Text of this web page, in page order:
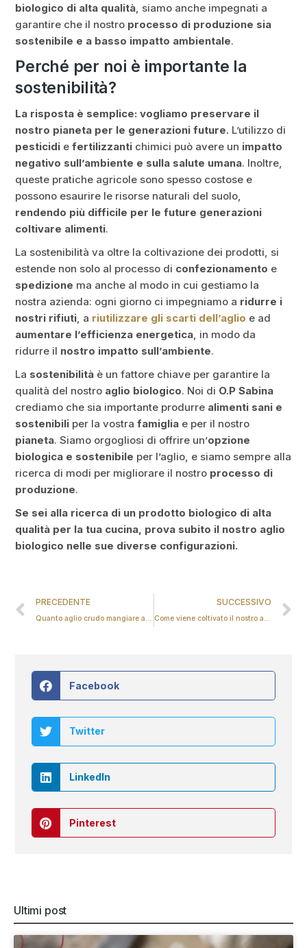
biologico di alta qualità, siamo anche impegnati a
garantire che il nostro processo di produzione sia
sostenibile e a basso impatto ambientale.
Perché per noi è importante la
sostenibilità?
La risposta è semplice: vogliamo preservare il
nostro pianeta per le generazioni future. L’utilizzo di
pesticidi efertilizzanti chimici può avere un impatto
negativo sull’ambiente e sulla salute umana. Inoltre,
queste pratiche agricole sono spesso costose e
possono esaurire le risorse naturali del suolo,
rendendo più difficile per le future generazioni
coltivare alimenti.
La sostenibilità va oltre la coltivazione dei prodotti, si
estende non solo al processo di confezionamento e
spedizione ma anche al modo in cui gestiamo la
nostra azienda: ogni giorno ci impegniamo a ridurre i
nostri rifiuti, a riutilizzare gli scarti dell’aglio e ad
aumentare l’efficienza energetica, in modo da
ridurre il nostro impatto sull’ambiente.
La sostenibilità è un fattore chiave per garantire la
qualità del nostro aglio biologico. Noi di O.P Sabina
crediamo che sia importante produrre alimenti sani e
sostenibili per la vostrafamiglia e per il nostro
pianeta. Siamo orgogliosi di offrire un’opzione
biologica e sostenibile per l’aglio, e siamo sempre alla
ricerca di modi per migliorare il nostro processo di
produzione.
Se sei alla ricerca di un prodotto biologico di alta
qualità per la tua cucina, prova subito il nostro aglio
biologico nelle sue diverse configurazioni.
PRECEDENTE
Quanto aglio crudo mangiare al giorno
SUCCESSIVO
Come viene coltivato il nostro aglio biologico
Facebook
Twitter
LinkedIn
Pinterest
Ultimi post